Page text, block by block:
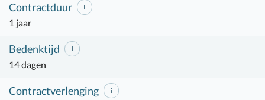
Contractduur
1 jaar
Bedenktijd
14 dagen
Contractverlenging